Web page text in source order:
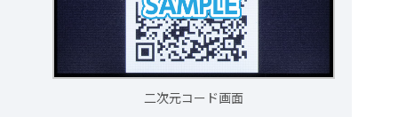
二次元コード画面